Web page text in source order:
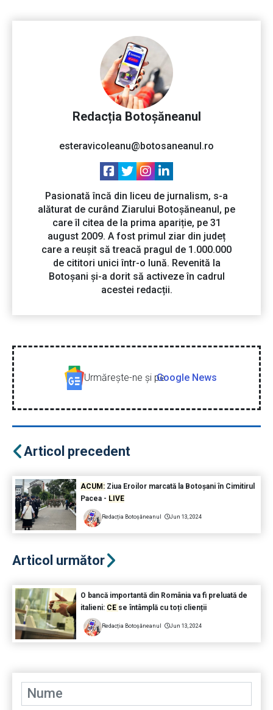
Redacția Botoșăneanul
esteravicoleanu@botosaneanul.ro
Pasionată încă din liceu de jurnalism, s-a
alăturat de curând Ziarului Botoșăneanul, pe
care îl citea de la prima apariție, pe 31
august 2009. A fost primul ziar din județ
care a reușit să treacă pragul de 1.000.000
de cititori unici într-o lună. Revenită la
Botoșani și-a dorit să activeze în cadrul
acestei redacții.
Urmăreşte-ne şi peGoogle News
Articol precedent
ACUM:Ziua Eroilor marcată la Botoșani în Cimitirul
Pacea - LIVE
Redacția Botoșăneanul Jun 13, 2024
Articol următor
O bancă importantă din România va fi preluată de
italieni: CE se întâmplă cu toți clienții
Redacția Botoșăneanul Jun 13, 2024